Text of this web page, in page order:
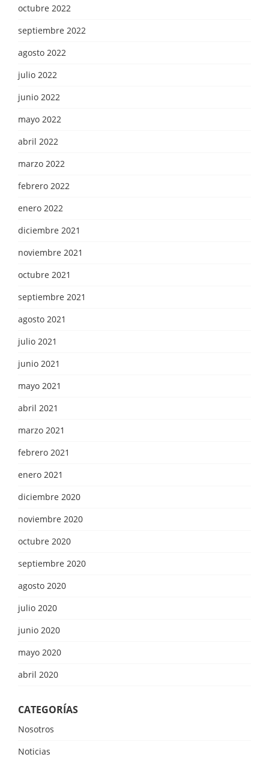
octubre 2022
septiembre 2022
agosto 2022
julio 2022
junio 2022
mayo 2022
abril 2022
marzo 2022
febrero 2022
enero 2022
diciembre 2021
noviembre 2021
octubre 2021
septiembre 2021
agosto 2021
julio 2021
junio 2021
mayo 2021
abril 2021
marzo 2021
febrero 2021
enero 2021
diciembre 2020
noviembre 2020
octubre 2020
septiembre 2020
agosto 2020
julio 2020
junio 2020
mayo 2020
abril 2020
CATEGORÍAS
Nosotros
Noticias